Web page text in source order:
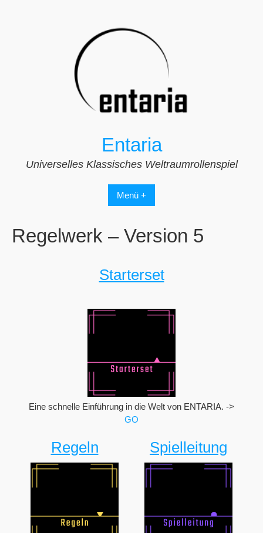
Entaria
Universelles Klassisches Weltraumrollenspiel
Menü +
Regelwerk – Version 5
Starterset
Eine schnelle Einführung in die Welt von ENTARIA. ->
GO
Regeln Spielleitung